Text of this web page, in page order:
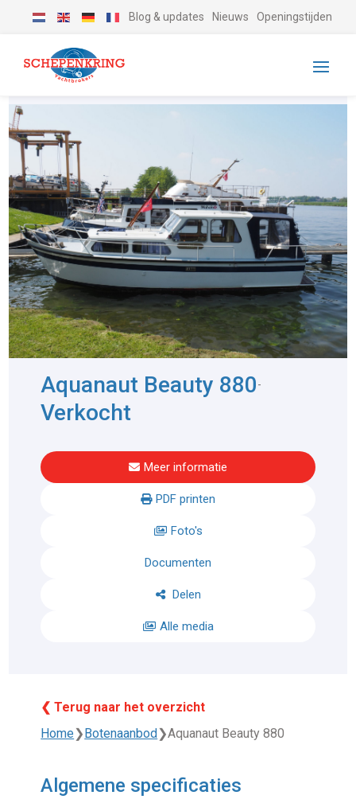
Blog & updates Nieuws Openingstijden
Aquanaut Beauty 880-
Verkocht
Meer informatie
PDF printen
Foto's
Documenten
Delen
Alle media
❮ Terug naar het overzicht
Home❯ Botenaanbod ❯Aquanaut Beauty 880
Algemene specificaties